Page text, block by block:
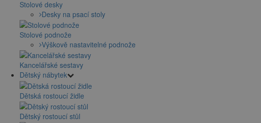
Stolové desky
Desky na psací stoly
Stolové podnože
Výškově nastavitelné podnože
Kancelářské sestavy
Dětský nábytek
Dětská rostoucí židle
Dětský rostoucí stůl